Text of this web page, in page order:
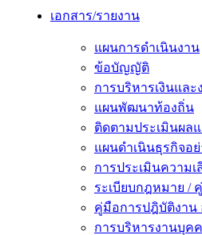
เอกสาร/รายงาน
แผนการดำเนินงาน
ข้อบัญญัติ
การบริหารเงินแล
แผนพัฒนาท้องถิ่น
ติดตามประเมินผล
แผนดำเนินธุรกิจอย่
การประเมินความเ
ระเบียบกฎหมาย /
คู่มือการปฎิบัติงาน
การบริหารงานบุค